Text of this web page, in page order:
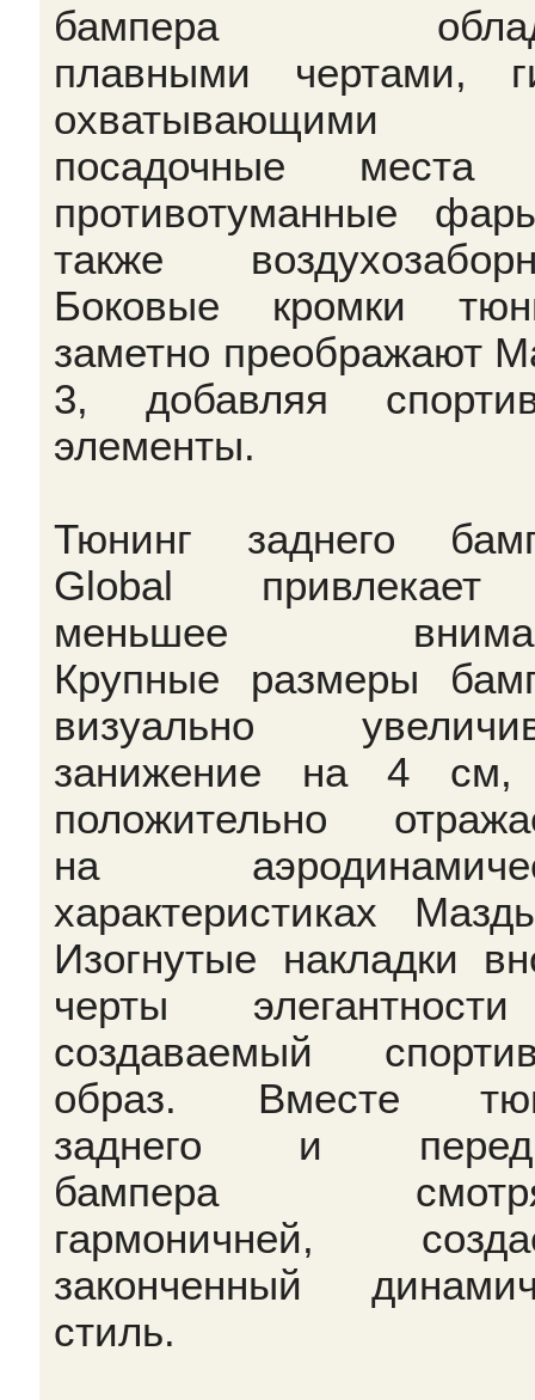
бампера
плавными чертами,
охватывающими
посадочные места
противотуманные
также
Боковые кромки
заметно преображают
3, добавляя
элементы.
Тюнинг заднего
Global
меньшее
Крупные размеры
визуально
занижение на 4 см,
положительно
на
характеристиках
Изогнутые накладки
черты
создаваемый
образ. Вместе
заднего и
бампера
гармоничней,
законченный
стиль.